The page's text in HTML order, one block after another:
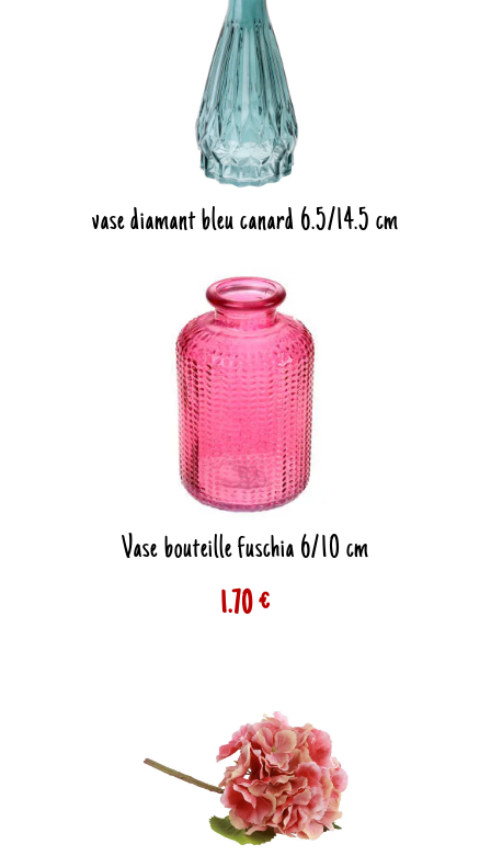
vase diamant bleu canard 6.5/14.5 cm
Vase bouteille fuschia 6/10 cm
1.70 €